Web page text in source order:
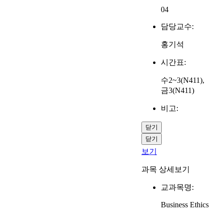
04
담당교수:
홍기석
시간표:
수2~3(N411),
금3(N411)
비고:
닫기
닫기
보기
과목 상세보기
교과목명:
Business Ethics